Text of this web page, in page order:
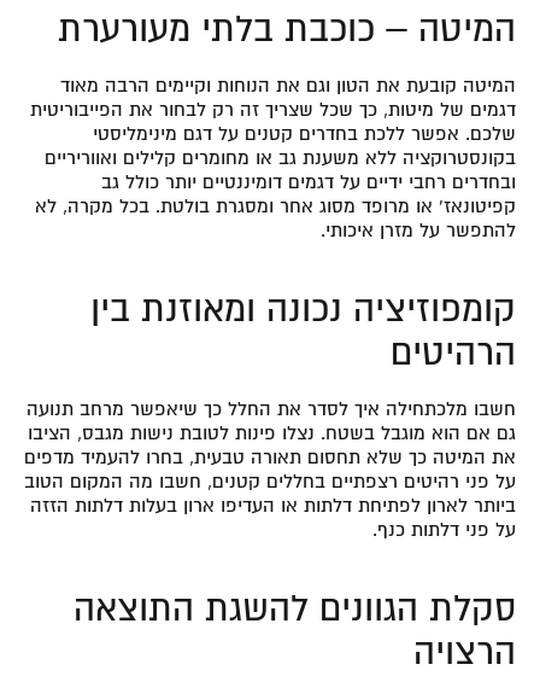
המיטה – כוכבת בלתי מעורערת
המיטה קובעת את הטון וגם את הנוחות וקיימים הרבה מאוד
דגמים של מיטות, כך שכל שצריך זה רק לבחור את הפייבוריטית
שלכם. אפשר ללכת בחדרים קטנים על דגם מינימליסטי
בקונסטרוקציה ללא משענת גב או מחומרים קלילים ואווריריים
ובחדרים רחבי ידיים על דגמים דומיננטיים יותר כולל גב
קפיטונאז’ או מרופד מסוג אחר ומסגרת בולטת. בכל מקרה, לא
להתפשר על מזרן איכותי.
קומפוזיציה נכונה ומאוזנת בין
הרהיטים
חשבו מלכתחילה איך לסדר את החלל כך שיאפשר מרחב תנועה
גם אם הוא מוגבל בשטח. נצלו פינות לטובת נישות מגבס, הציבו
את המיטה כך שלא תחסום תאורה טבעית, בחרו להעמיד מדפים
על פני רהיטים רצפתיים בחללים קטנים, חשבו מה המקום הטוב
ביותר לארון לפתיחת דלתות או העדיפו ארון בעלות דלתות הזזה
על פני דלתות כנף.
סקלת הגוונים להשגת התוצאה
הרצויה